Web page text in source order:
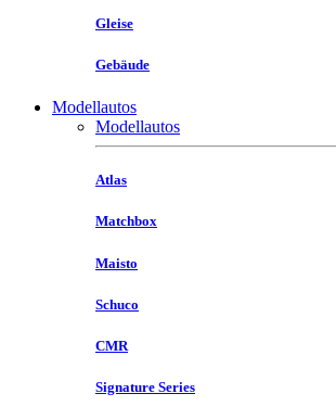
Gleise
Gebäude
Modellautos
Modellautos
Atlas
Matchbox
Maisto
Schuco
CMR
Signature Series